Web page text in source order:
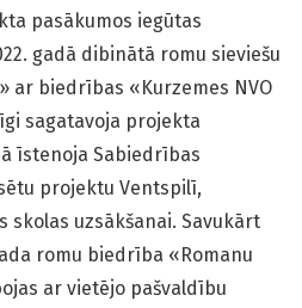
pasākumos iegūtas
gadā dibinātā romu sieviešu
ar biedrības «Kurzemes NVO
sagatavoja projekta
īstenoja Sabiedrības
projektu Ventspilī,
skolas uzsākšanai. Savukārt
romu biedrība «Romanu
ar vietējo pašvaldību